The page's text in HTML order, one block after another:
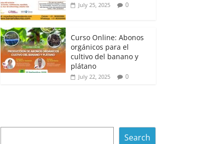
July 25, 2025 0
Curso Online: Abonos
orgánicos para el
cultivo del banano y
plátano
July 22, 2025 0
Search